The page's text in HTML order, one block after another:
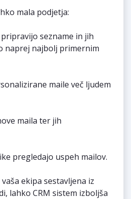
mala podjetja:
sezname in jih
naprej najbolj primernim
maile več ljudem
maila ter jih
uspeh mailov.
ekipa sestavljena iz
lahko CRM sistem izboljša